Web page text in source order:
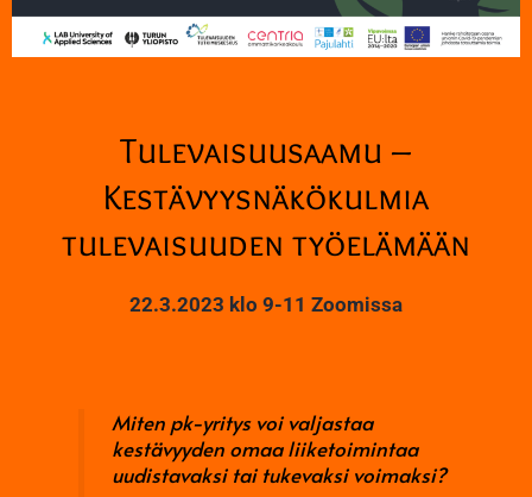
Tulevaisuusaamu –
Kestävyysnäkökulmia
tulevaisuuden työelämään
22.3.2023 klo 9-11 Zoomissa
Miten pk-yritys voi valjastaa
kestävyyden omaa liiketoimintaa
uudistavaksi tai tukevaksi voimaksi?